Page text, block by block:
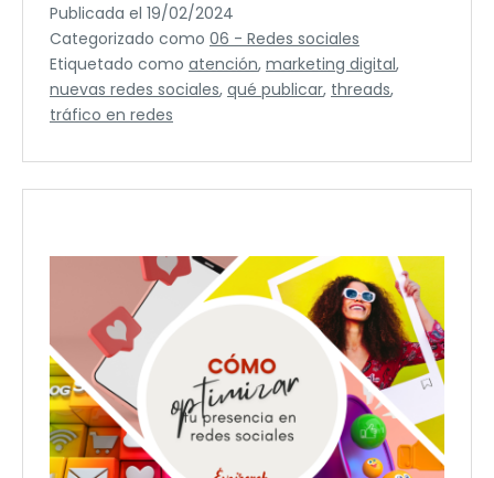
en
threads
Publicada el 19/02/2024
Categorizado como 06 - Redes sociales
Etiquetado como atención, marketing digital,
nuevas redes sociales, qué publicar, threads,
tráfico en redes